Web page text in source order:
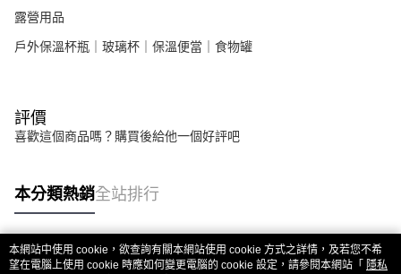
露營用品
戶外保溫杯瓶｜玻璃杯｜保溫便當｜食物罐
評價
喜歡這個商品嗎？購買後給他一個好評吧
本分類熱銷全站排行
熱門標籤
本網站中使用 cookie，欲查詢有關本網站使用 cookie 方式之詳情，及若您不希
望在電腦上使用 cookie 時應如何變更電腦的 cookie 設定，請參閱本網站「 隱私